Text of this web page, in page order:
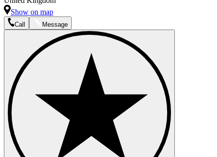
Show on map
Call Message